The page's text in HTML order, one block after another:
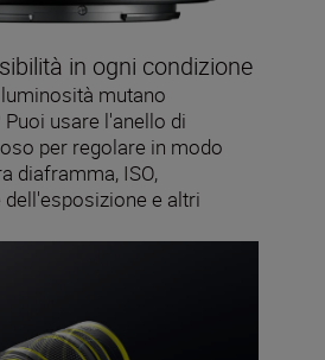
in ogni condizione
mutano
usare l'anello di
per regolare in modo
diaframma, ISO,
e altri
preciso e incredibilmente